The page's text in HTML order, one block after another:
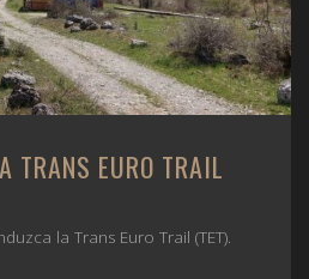
TRANS EURO TRAIL
la Trans Euro Trail (TET).